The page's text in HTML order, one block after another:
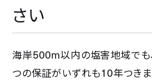
さい
海岸500m以内の塩害地域でも
つの保証がいずれも10年つき